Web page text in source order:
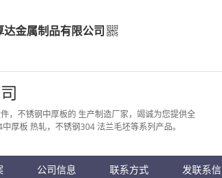
达金属制品有限公司
厚达金属制品有限公司
模式：生产制造
地区：江苏省 无锡市
手机访问展示厅
，不锈钢中厚板的 生产制造厂家，竭诚为您提供全
厚板 热轧，不锈钢304 法兰毛坯等系列产品。
公司信息 联系方式 发联系信